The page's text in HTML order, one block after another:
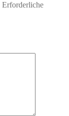
Erforderliche